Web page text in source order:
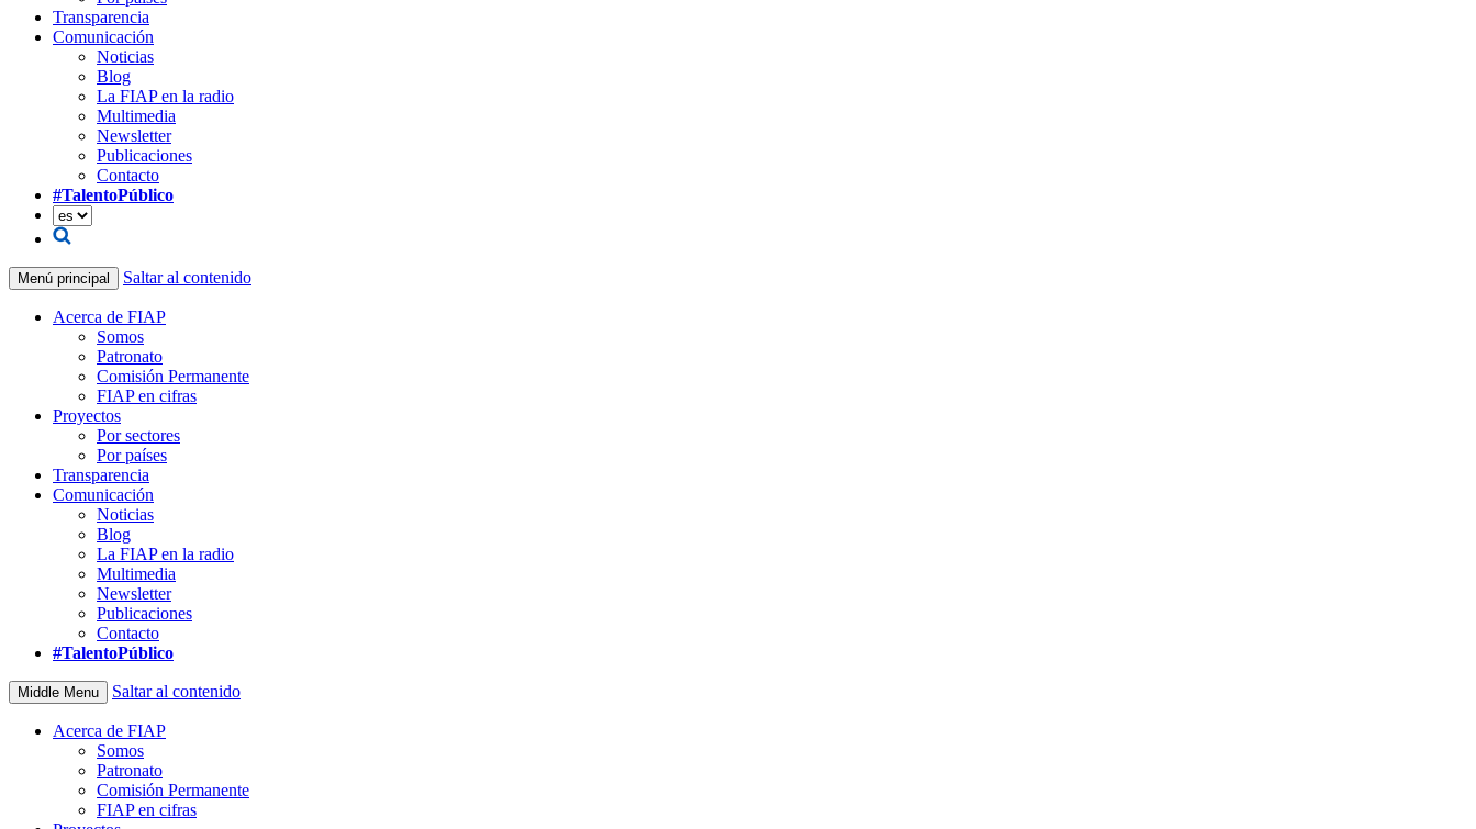
Transparencia
Comunicación
Noticias
Blog
La FIAP en la radio
Multimedia
Newsletter
Publicaciones
Contacto
#TalentoPúblico
Menú principal Saltar al contenido
Acerca de FIAP
Somos
Patronato
Comisión Permanente
FIAP en cifras
Proyectos
Por sectores
Por países
Transparencia
Comunicación
Noticias
Blog
La FIAP en la radio
Multimedia
Newsletter
Publicaciones
Contacto
#TalentoPúblico
Middle Menu Saltar al contenido
Acerca de FIAP
Somos
Patronato
Comisión Permanente
FIAP en cifras